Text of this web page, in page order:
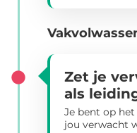
Zet je
als
Je bent op
jou verwacht